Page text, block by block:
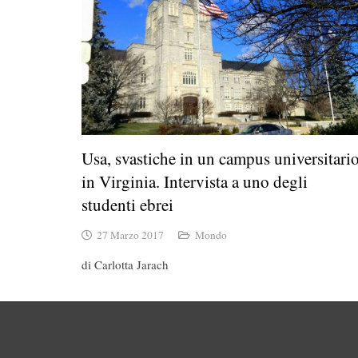
Usa, svastiche in un campus
in Virginia. Intervista a uno degli
studenti ebrei
27 Marzo 2017 Mondo
di Carlotta Jarach